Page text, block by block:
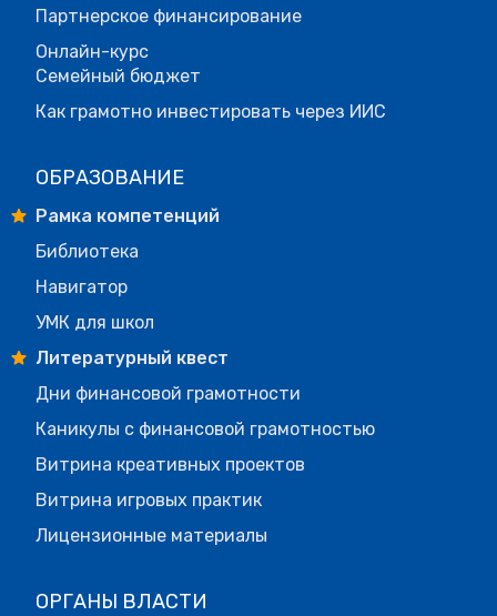
Партнерское финансирование
Онлайн-курс
Семейный бюджет
Как грамотно инвестировать через ИИС
ОБРАЗОВАНИЕ
Рамка компетенций
Библиотека
Навигатор
УМК для школ
Литературный квест
Дни финансовой грамотности
Каникулы с финансовой грамотностью
Витрина креативных проектов
Витрина игровых практик
Лицензионные материалы
ОРГАНЫ ВЛАСТИ